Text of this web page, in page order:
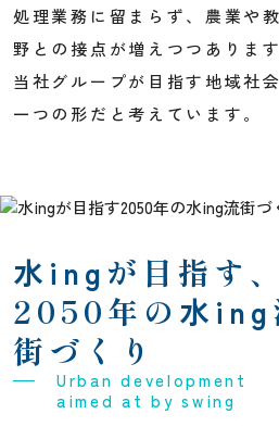
処理業務に留まらず、農業や
野との接点が増えつつありま
当社グループが目指す地域社
一つの形だと考えています。
水ing が目指す、
2050年の 水ing
街づくり
Urban development
aimed at by swing